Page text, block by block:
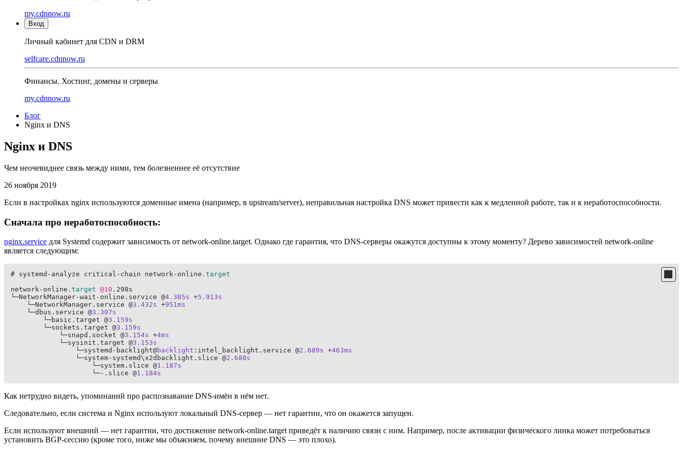
my.cdnnow.ru
Вход
Личный кабинет для CDN и DRM
selfcare.cdnnow.ru
Финансы. Хостинг, домены и серверы
my.cdnnow.ru
Блог
Nginx и DNS
Nginx и DNS
Чем неочевиднее связь между ними, тем болезненнее её отсутствие
26 ноября 2019
Если в настройках nginx используются доменные имена (например, в upstream/server), неправильная настройка DNS может привести как к медленной работе, так и к неработоспособности.
Сначала про неработоспособность:
nginx.service для Systemd содержит зависимость от network-online.target. Однако где гарантия, что DNS-серверы окажутся доступны к этому моменту? Дерево зависимостей network-online
является следующим:
# systemd-analyze critical-chain network-online .target
network-online .target @10 .298s
└─NetworkManager-wait-online.service @4.385s +5.913s
    └─NetworkManager.service @
3.432s +951ms
    └─dbus.service @
3.307s
        └─basic.target @
3.159s
        └─sockets.target @
3.159s
            └─snapd.socket @
3.154s +4ms
            └─sysinit.target @
3.153s
                └─systemd-backlight@
backlight :intel_backlight.service @2.689s +463ms
                └─system-systemd\x2dbacklight.slice @
2.688s
                    └─system.slice @
1.187s
                    └─-.slice @
1.184s
Как нетрудно видеть, упоминаний про распознавание DNS-имён в нём нет.
Следовательно, если система и Nginx используют локальный DNS-сервер — нет гарантии, что он окажется запущен.
Если используют внешний — нет гарантии, что достижение network-online.target приведёт к наличию связи с ним. Например, после активации физического линка может потребоваться
установить BGP-сессию (кроме того, ниже мы объясняем, почему внешние DNS — это плохо).